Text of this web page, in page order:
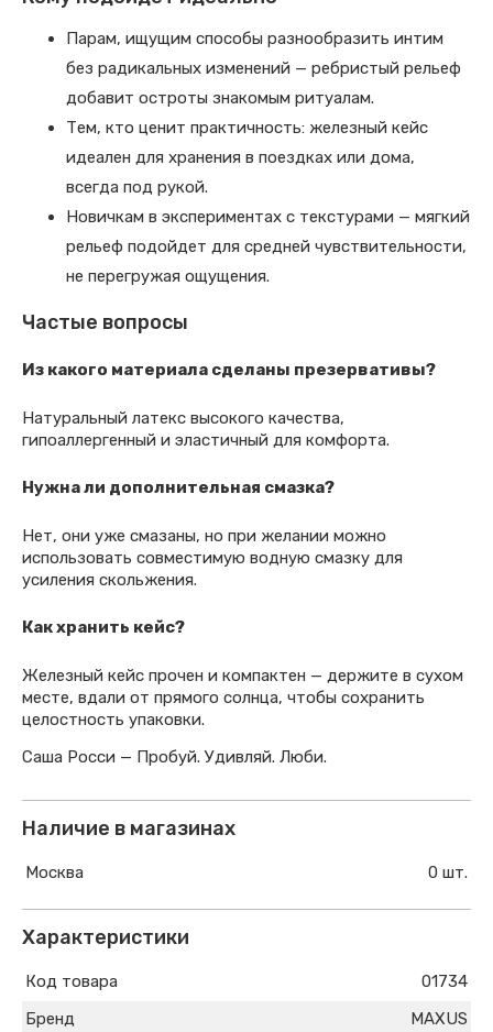
Парам, ищущим способы разнообразить интим
без радикальных изменений — ребристый рельеф
добавит остроты знакомым ритуалам.
Тем, кто ценит практичность: железный кейс
идеален для хранения в поездках или дома,
всегда под рукой.
Новичкам в экспериментах с текстурами — мягкий
рельеф подойдет для средней чувствительности,
не перегружая ощущения.
Частые вопросы
Из какого материала сделаны презервативы?
Натуральный латекс высокого качества,
гипоаллергенный и эластичный для комфорта.
Нужна ли дополнительная смазка?
Нет, они уже смазаны, но при желании можно
использовать совместимую водную смазку для
усиления скольжения.
Как хранить кейс?
Железный кейс прочен и компактен — держите в сухом
месте, вдали от прямого солнца, чтобы сохранить
целостность упаковки.
Саша Росси — Пробуй. Удивляй. Люби.
Наличие в магазинах
Москва 0 шт.
Характеристики
Код товара
01734
Бренд
MAXUS